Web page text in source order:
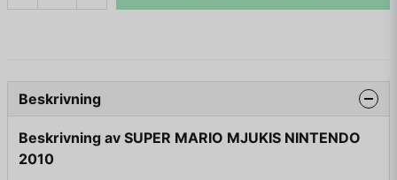
Beskrivning
Beskrivning av SUPER MARIO MJUKIS NINTENDO
2010